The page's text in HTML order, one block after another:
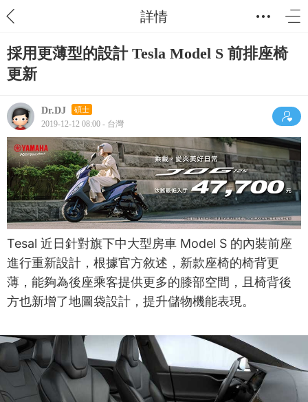
詳情
採用更薄型的設計 Tesla Model S 前排座椅
更新
Dr.DJ 碩士
2019-12-12 08:00 - 台灣
Tesal 近日針對旗下中大型房車 Model S 的內裝前座
進行重新設計，根據官方敘述，新款座椅的椅背更
薄，能夠為後座乘客提供更多的膝部空間，且椅背後
方也新增了地圖袋設計，提升儲物機能表現。